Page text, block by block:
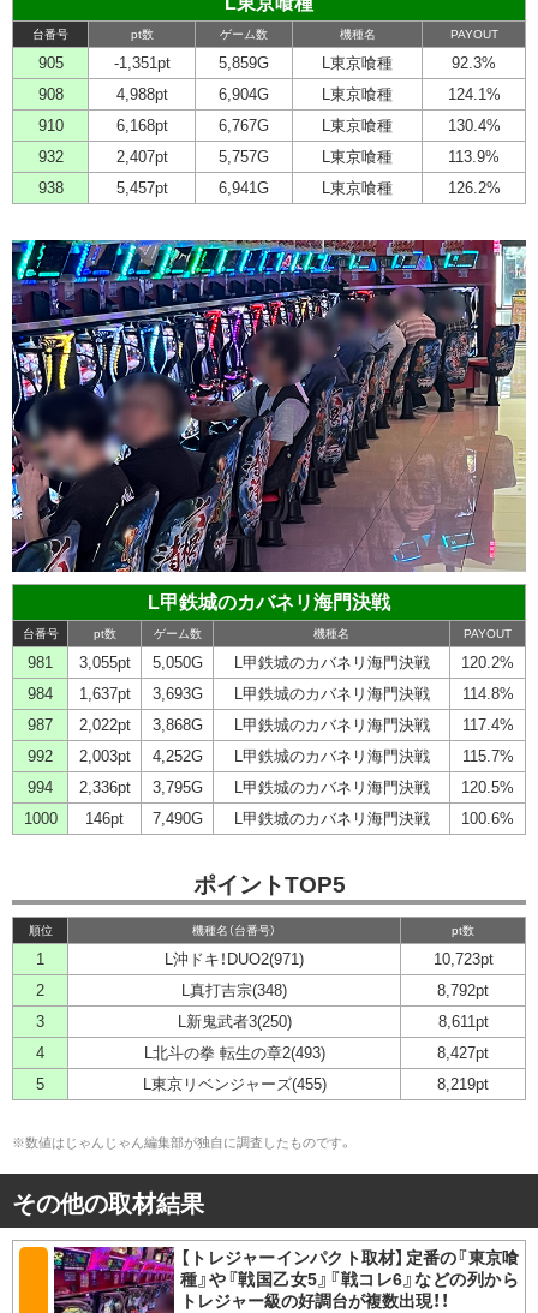
台番号 pt数 ゲーム数 機種名 PAYOUT
905 -1,351pt 5,859G L東京喰種
92.3%
908
4,988pt 6,904G L東京喰種
124.1%
910
6,168pt 6,767G L東京喰種
130.4%
932
2,407pt 5,757G L東京喰種
113.9%
938
5,457pt 6,941G L東京喰種 126.2%
L甲鉄城のカバネリ海門決戦
台番号 pt数 ゲーム数 機種名 PAYOUT
981 3,055pt 5,050G L甲鉄城のカバネリ海門決戦
120.2%
984
1,637pt 3,693G L甲鉄城のカバネリ海門決戦
114.8%
987
2,022pt 3,868G L甲鉄城のカバネリ海門決戦
117.4%
992
2,003pt 4,252G L甲鉄城のカバネリ海門決戦
115.7%
994
2,336pt 3,795G L甲鉄城のカバネリ海門決戦
120.5%
1000
146pt 7,490G L甲鉄城のカバネリ海門決戦 100.6%
ポイントTOP5
順位 機種名（台番号） pt数
1 L沖ドキ！DUO2(971)
10,723pt
2
L真打吉宗(348)
8,792pt
3
L新鬼武者3(250)
8,611pt
4
L北斗の拳 転生の章2(493)
8,427pt
5
L東京リベンジャーズ(455) 8,219pt
※数値はじゃんじゃん編集部が独自に調査したものです。
その他の取材結果
【トレジャーインパクト取材】定番の『東京喰
種』や『戦国乙女5』『戦コレ6』などの列から
トレジャー級の好調台が複数出現！！